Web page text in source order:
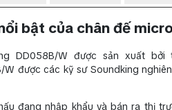
bật của chân đế
DD058B/W được sản xuất
W được các kỹ sư Soundking
đang nhập khẩu và bán ra thị